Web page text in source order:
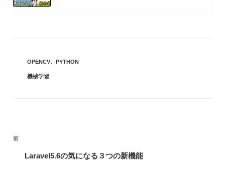
カ
ゴ
OPENCV、 PYTHON
タ
機械学習
前
前
Laravel5.6の気になる３つの新機能